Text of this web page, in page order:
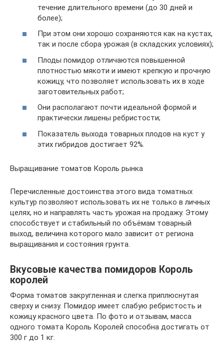
течение длительного времени (до 30 дней и
более);
При этом они хорошо сохраняются как на кустах,
так и после сбора урожая (в складских условиях);
Плоды помидор отличаются повышенной
плотностью мякоти и имеют крепкую и прочную
кожицу, что позволяет использовать их в ходе
заготовительных работ;
Они располагают почти идеальной формой и
практически лишены ребристости;
Показатель выхода товарных плодов на куст у
этих гибридов достигает 92%.
Выращивание томатов Король рынка
Перечисленные достоинства этого вида томатных
культур позволяют использовать их не только в личных
целях, но и направлять часть урожая на продажу. Этому
способствует и стабильный по объёмам товарный
выход, величина которого мало зависит от региона
выращивания и состояния грунта.
Вкусовые качества помидоров Король
королей
Форма томатов закругленная и слегка приплюснутая
сверху и снизу. Помидор имеет слабую ребристость и
кожицу красного цвета. По фото и отзывам, масса
одного томата Король Королей способна достигать от
300 г до 1 кг.